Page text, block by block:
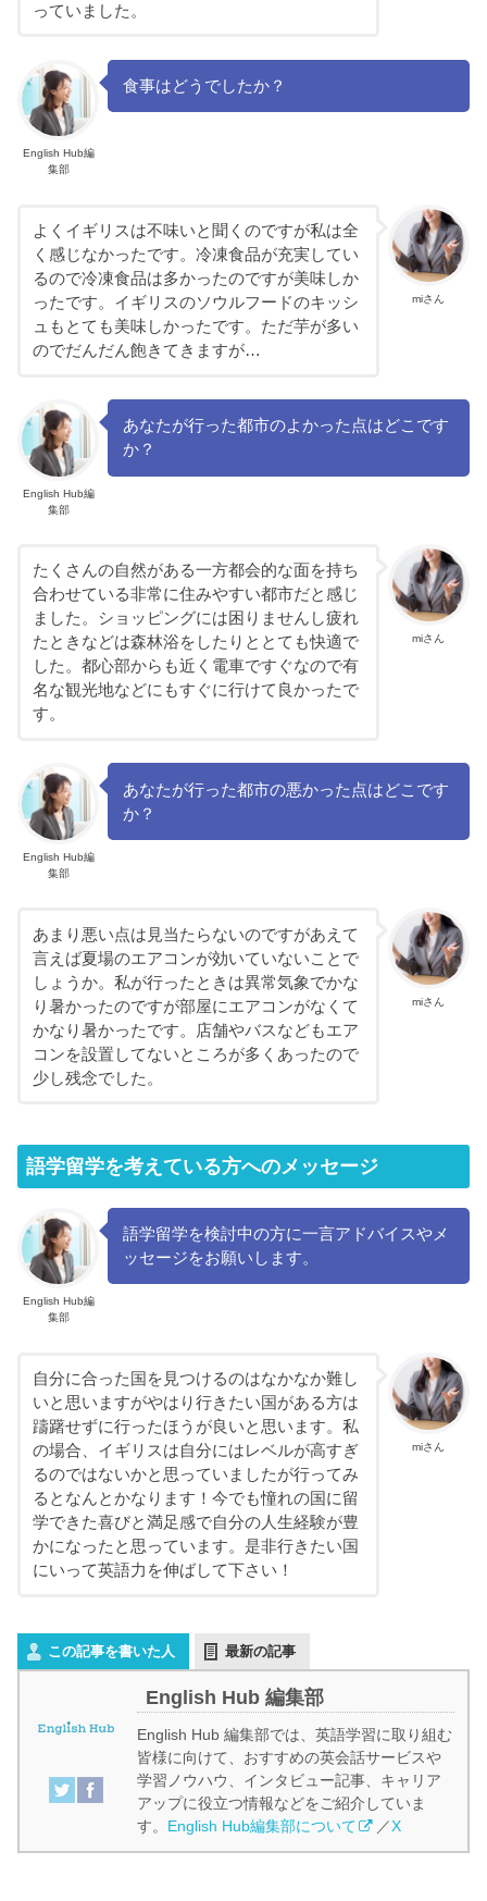
っていました。
English Hub編
集部
食事はどうでしたか？
miさん
よくイギリスは不味いと聞くのですが私は全
く感じなかったです。冷凍食品が充実してい
るので冷凍食品は多かったのですが美味しか
ったです。イギリスのソウルフードのキッシ
ュもとても美味しかったです。ただ芋が多い
のでだんだん飽きてきますが…
English Hub編
集部
あなたが行った都市のよかった点はどこです
か？
miさん
たくさんの自然がある一方都会的な面を持ち
合わせている非常に住みやすい都市だと感じ
ました。ショッピングには困りませんし疲れ
たときなどは森林浴をしたりととても快適で
した。都心部からも近く電車ですぐなので有
名な観光地などにもすぐに行けて良かったで
す。
English Hub編
集部
あなたが行った都市の悪かった点はどこです
か？
miさん
あまり悪い点は見当たらないのですがあえて
言えば夏場のエアコンが効いていないことで
しょうか。私が行ったときは異常気象でかな
り暑かったのですが部屋にエアコンがなくて
かなり暑かったです。店舗やバスなどもエア
コンを設置してないところが多くあったので
少し残念でした。
語学留学を考えている方へのメッセージ
English Hub編
集部
語学留学を検討中の方に一言アドバイスやメ
ッセージをお願いします。
miさん
自分に合った国を見つけるのはなかなか難し
いと思いますがやはり行きたい国がある方は
躊躇せずに行ったほうが良いと思います。私
の場合、イギリスは自分にはレベルが高すぎ
るのではないかと思っていましたが行ってみ
るとなんとかなります！今でも憧れの国に留
学できた喜びと満足感で自分の人生経験が豊
かになったと思っています。是非行きたい国
にいって英語力を伸ばして下さい！
この記事を書いた人 最新の記事
English Hub 編集部
English Hub 編集部では、英語学習に取り組む
皆様に向けて、おすすめの英会話サービスや
学習ノウハウ、インタビュー記事、キャリア
アップに役立つ情報などをご紹介していま
す。 English Hub編集部について ／X